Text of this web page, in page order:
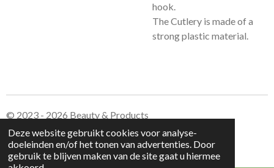
Deze website gebruikt cookies voor analyse-
doeleinden en/of het tonen van advertenties. Door
gebruik te blijven maken van de site gaat u hiermee
hook.
The Cutlery is made of a
strong plastic material.
© 2023 - 2026 Beauty & Products
Powered byJouwWeb